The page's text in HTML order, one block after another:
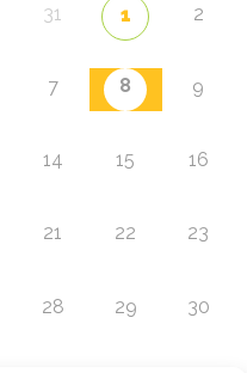
31 1 2
7 8 9
14 15 16
21 22 23
28 29 30